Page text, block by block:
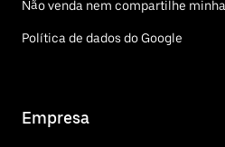
Não venda nem compartilhe
Política de dados do Google
Empresa